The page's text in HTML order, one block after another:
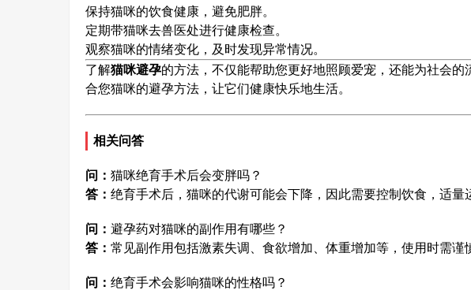
保持猫咪的饮食健康，避免肥胖。
定期带猫咪去兽医处进行健康检查。
观察猫咪的情绪变化，及时发现异常情况。
了解猫咪避孕的方法，不仅能帮助您更好地照顾爱宠，还能为社会
合您猫咪的避孕方法，让它们健康快乐地生活。
相关问答
问： 猫咪绝育手术后会变胖吗？
答： 绝育手术后，猫咪的代谢可能会下降，因此需要控制饮食，适量
问： 避孕药对猫咪的副作用有哪些？
答： 常见副作用包括激素失调、食欲增加、体重增加等，使用时需谨
问： 绝育手术会影响猫咪的性格吗？